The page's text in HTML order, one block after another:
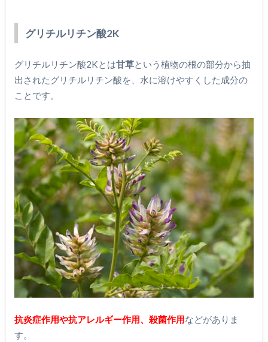
グリチルリチン酸2K
グリチルリチン酸2Kとは甘草という植物の根の部分から抽
出されたグリチルリチン酸を、水に溶けやすくした成分の
ことです。
抗炎症作用や抗アレルギー作用、殺菌作用などがありま
す。